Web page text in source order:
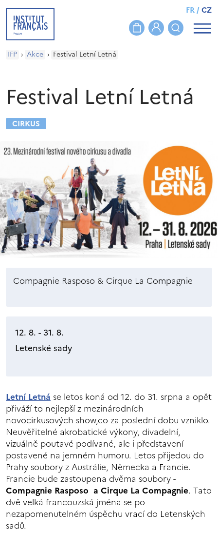
FR/CZ
IFP › Akce › Festival Letní Letná
Festival Letní Letná
CIRKUS
Compagnie Rasposo & Cirque La Compagnie
12. 8. - 31. 8.
Letenské sady
Letní Letnáse letos koná od 12. do 31. srpna a opět
přiváží to nejlepší z mezinárodních
novocirkusových show,co za poslední dobu vzniklo.
Neuvěřitelné akrobatické výkony, divadelní,
vizuálně poutavé podívané, ale i představení
postavené na jemném humoru. Letos přijedou do
Prahy soubory z Austrálie, Německa a Francie.
Francie bude zastoupena dvěma soubory -
Compagnie Rasposo a Cirque La Compagnie. Tato
dvě velká francouzská jména se po
nezapomenutelném úspěchu vrací do Letenských
sadů.